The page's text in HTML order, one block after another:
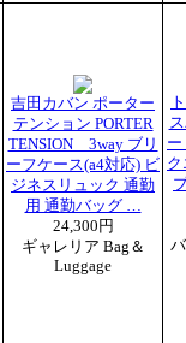
吉田カバン ポーター
テンション PORTER
TENSION 3way ブリ
ーフケース(a4対応) ビ
ジネスリュック 通勤
用 通勤バッグ …
24,300円
ギャレリア Bag＆
Luggage
ー
ク